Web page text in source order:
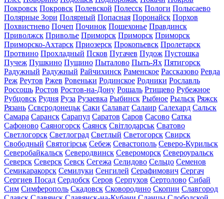
Покровск Покровск Полевской Полесск Пологи Полысаево
Полярные Зори Полярный Попасная Поронайск Порхов
Похвистнево Почеп Починок Пошехонье Правдинск
Приволжск Приволье Приморск Приморск Приморск
Приморско-Ахтарск Приозерск Прокопьевск Пролетарск
Протвино Прохладный Псков Пугачев Пудож Пустошка
Пучеж Пушкино Пущино Пыталово Пыть-Ях Пятигорск
Радужный Радужный Райчихинск Раменское Рассказово Ревда
Реж Реутов Ржев Ровеньки Родинское Родники Рославль
Россошь Ростов Ростов-на-Дону Рошаль Ртищево Рубежное
Рубцовск Рудня Руза Рузаевка Рыбинск Рыбное Рыльск Ряжск
Рязань Сєвєродонецьк Саки Салават Салаир Салехард Сальск
Самара Саранск Сарапул Саратов Саров Сасово Сатка
Сафоново Саяногорск Саянск Світлодарськ Сватово
Светлогорск Светлоград Светлый Светогорск Свирск
Свободный Святогірськ Себеж Севастополь Северо-Курильск
Северобайкальск Северодвинск Североморск Североуральск
Северск Северск Севск Сегежа Селидово Сельцо Семенов
Семикаракорск Семилуки Сенгилей Серафимович Сергач
Сергиев Посад Сердобск Серов Серпухов Сертолово Сибай
Сим Симферополь Скадовск Сковородино Скопин Славгород